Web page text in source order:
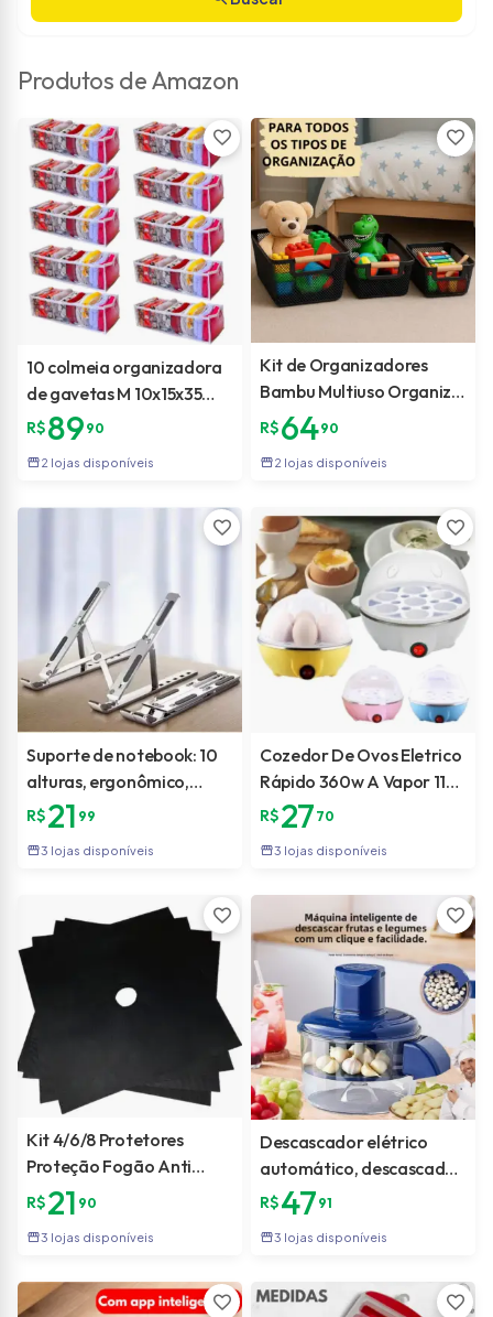
Produtos de Amazon
favorite
10 colmeia organizadora
de gavetas M 10x15x35
branca com 10 espaços
cada
R$89 90
storefront2 lojas disponíveis
favorite
Kit de Organizadores
Bambu Multiuso Organize
Quartos Salas Cozinhas
Brinquedos e Armarios
R$64 90
storefront2 lojas disponíveis
favorite
Suporte de notebook: 10
alturas, ergonômico,
dobrável e
antiderrapante.
R$21 99
storefront3 lojas disponíveis
favorite
Cozedor De Ovos Eletrico
Rápido 360w A Vapor 110v
Ou 220v
R$27 70
storefront3 lojas disponíveis
favorite
Kit 4/6/8 Protetores
Proteção Fogão Anti
Aderente Reutilizável
Laváveis Cozinha
R$21 90
storefront3 lojas disponíveis
favorite
Descascador elétrico
automático, descascador
de alho – adequado para
uvas, tomates, alho e
frutas
R$47 91
storefront3 lojas disponíveis
favorite favorite